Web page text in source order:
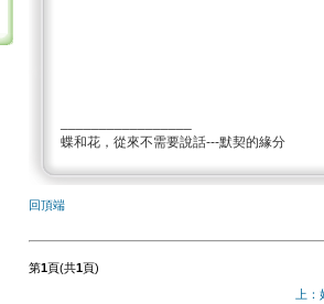
蝶和花，從來不需要說話---默契的緣分
回頂端
第1頁(共1頁)
上